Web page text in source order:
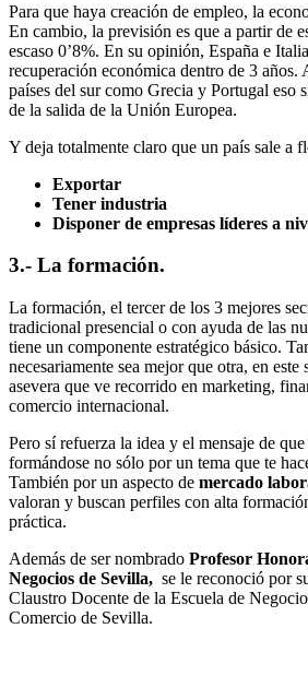
Para que haya creación de empleo, la
En cambio, la previsión es que a partir de
escaso 0’8%. En su opinión, España e
recuperación económica dentro de 3 años.
países del sur como Grecia y Portugal eso
de la salida de la Unión Europea.
Y deja totalmente claro que un país sale a
Exportar
Tener industria
Disponer de empresas líderes a
3.- La formación.
La formación, el tercer de los 3 mejores
tradicional presencial o con ayuda de las
tiene un componente estratégico básico.
necesariamente sea mejor que otra, en este
asevera que ve recorrido en marketing,
comercio internacional.
Pero sí refuerza la idea y el mensaje de
formándose no sólo por un tema que te
También por un aspecto de mercado
valoran y buscan perfiles con alta
práctica.
Además de ser nombrado Profesor
Negocios de Sevilla, se le reconoció por
Claustro Docente de la Escuela de
Comercio de Sevilla.